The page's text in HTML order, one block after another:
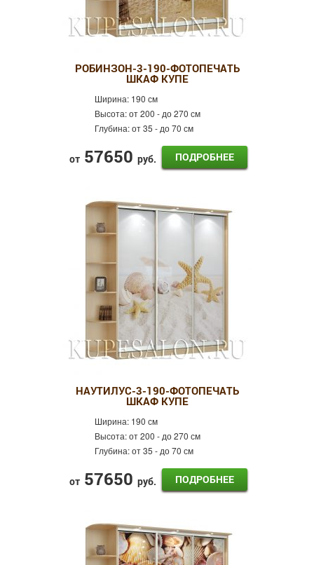
РОБИНЗОН-3-190-ФОТОПЕЧАТЬ
ШКАФ КУПЕ
Ширина: 190 см
Высота:от 200 - до 270 см
Глубина:от 35 - до 70 см
от 57650 руб. ПОДРОБНЕЕ
НАУТИЛУС-3-190-ФОТОПЕЧАТЬ
ШКАФ КУПЕ
Ширина: 190 см
Высота:от 200 - до 270 см
Глубина:от 35 - до 70 см
от 57650 руб. ПОДРОБНЕЕ